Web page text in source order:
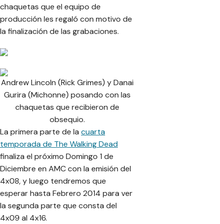
chaquetas que el equipo de
producción les regaló con motivo de
la finalización de las grabaciones.
Andrew Lincoln (Rick Grimes) y Danai
Gurira (Michonne) posando con las
chaquetas que recibieron de
obsequio.
La primera parte de la cuarta
temporada de The Walking Dead
finaliza el próximo Domingo 1 de
Diciembre en AMC con la emisión del
4x08, y luego tendremos que
esperar hasta Febrero 2014 para ver
la segunda parte que consta del
4x09 al 4x16.